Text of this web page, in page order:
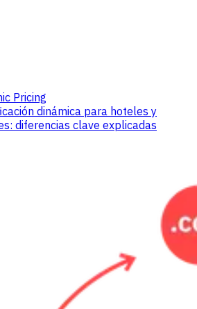
Pricing
dinámica para hoteles y
diferencias clave explicadas